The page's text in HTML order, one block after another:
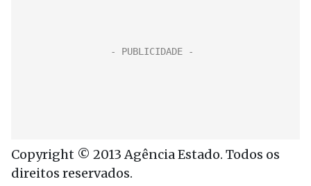
Copyright © 2013 Agência Estado. Todos os
direitos reservados.